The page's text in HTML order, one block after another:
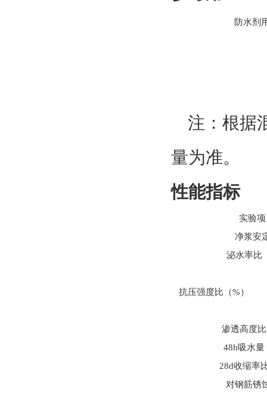
防水剂
注：根据
量为准。
性能指标
实验
净浆安
泌水率比
抗压强度比（%）
渗透高度
48h吸水量
28d收缩率
对钢筋锈